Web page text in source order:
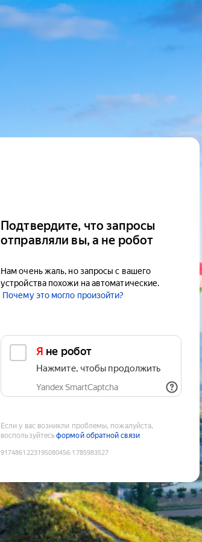
Подтвердите, что запросы
отправляли вы, а не робот
Нам очень жаль, но запросы с вашего
устройства похожи на автоматические.
Почему это могло произойти?
Я не робот
Нажмите, чтобы продолжить
Yandex SmartCaptcha
Если у вас возникли проблемы, пожалуйста,
воспользуйтесьформой обратной связи
9174861223195080456:1785983527